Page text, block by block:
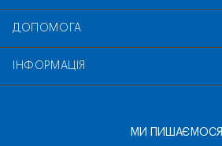
ДОПОМОГА
ІНФОРМАЦІЯ
МИ ПИШАЄМОСЯ